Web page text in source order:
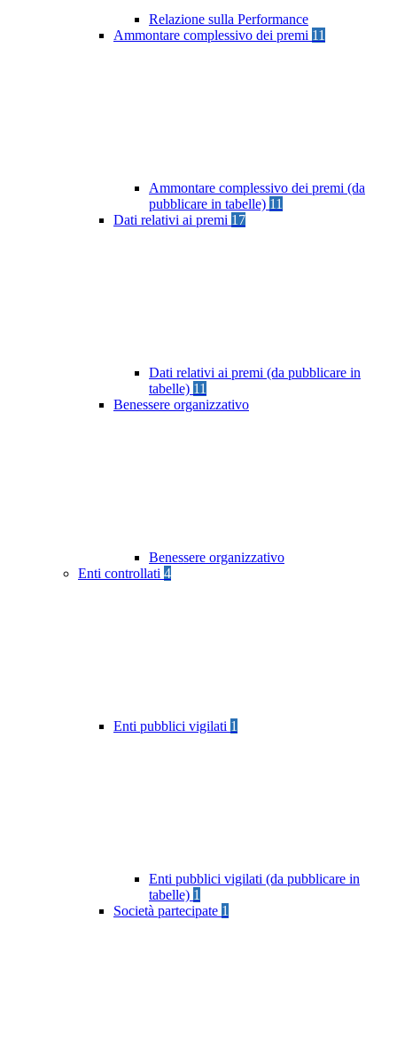
Relazione sulla Performance
Ammontare complessivo dei premi 11
Ammontare complessivo dei premi (da
pubblicare in tabelle) 11
Dati relativi ai premi 17
Dati relativi ai premi (da pubblicare in
tabelle) 11
Benessere organizzativo
Benessere organizzativo
Enti controllati 4
Enti pubblici vigilati 1
Enti pubblici vigilati (da pubblicare in
tabelle) 1
Società partecipate 1